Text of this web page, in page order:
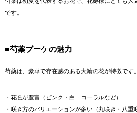
です。
■芍薬ブーケの魅力
芍薬は、豪華で存在感のある大輪の花が特徴です。
・花色が豊富（ピンク・白・コーラルなど）
・咲き方のバリエーションが多い（丸咲き・八重